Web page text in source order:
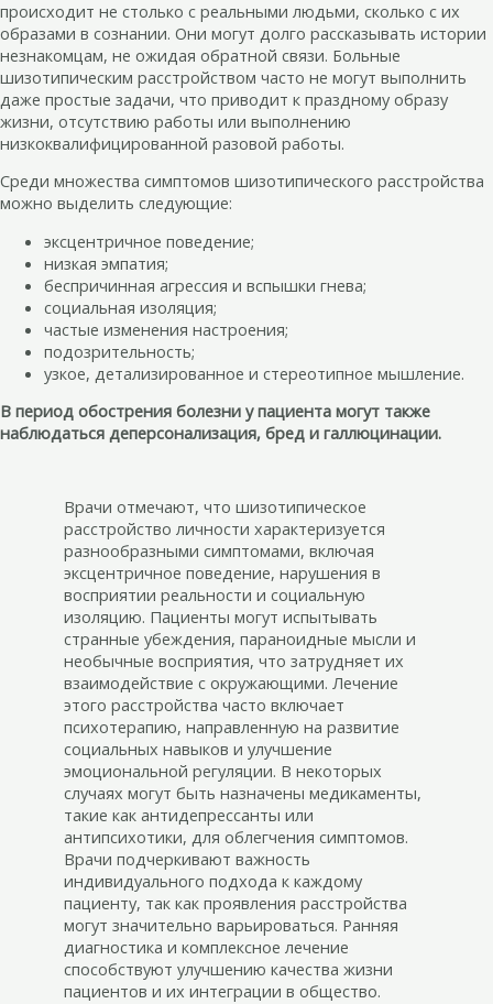
происходит не столько с реальными людьми, сколько с их
образами в сознании. Они могут долго рассказывать истории
незнакомцам, не ожидая обратной связи. Больные
шизотипическим расстройством часто не могут выполнить
даже простые задачи, что приводит к праздному образу
жизни, отсутствию работы или выполнению
низкоквалифицированной разовой работы.
Среди множества симптомов шизотипического расстройства
можно выделить следующие:
эксцентричное поведение;
низкая эмпатия;
беспричинная агрессия и вспышки гнева;
социальная изоляция;
частые изменения настроения;
подозрительность;
узкое, детализированное и стереотипное мышление.
В период обострения болезни у пациента могут также
наблюдаться деперсонализация, бред и галлюцинации.
Врачи отмечают, что шизотипическое
расстройство личности характеризуется
разнообразными симптомами, включая
эксцентричное поведение, нарушения в
восприятии реальности и социальную
изоляцию. Пациенты могут испытывать
странные убеждения, параноидные мысли и
необычные восприятия, что затрудняет их
взаимодействие с окружающими. Лечение
этого расстройства часто включает
психотерапию, направленную на развитие
социальных навыков и улучшение
эмоциональной регуляции. В некоторых
случаях могут быть назначены медикаменты,
такие как антидепрессанты или
антипсихотики, для облегчения симптомов.
Врачи подчеркивают важность
индивидуального подхода к каждому
пациенту, так как проявления расстройства
могут значительно варьироваться. Ранняя
диагностика и комплексное лечение
способствуют улучшению качества жизни
пациентов и их интеграции в общество.